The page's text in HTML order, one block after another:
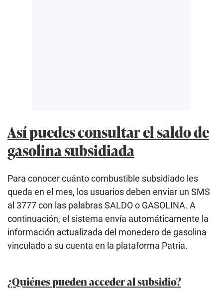
Así puedes consultar el saldo de
gasolina subsidiada
Para conocer cuánto combustible subsidiado les
queda en el mes, los usuarios deben enviar un SMS
al 3777 con las palabras SALDO o GASOLINA. A
continuación, el sistema envía automáticamente la
información actualizada del monedero de gasolina
vinculado a su cuenta en la plataforma Patria.
¿Quiénes pueden acceder al subsidio?